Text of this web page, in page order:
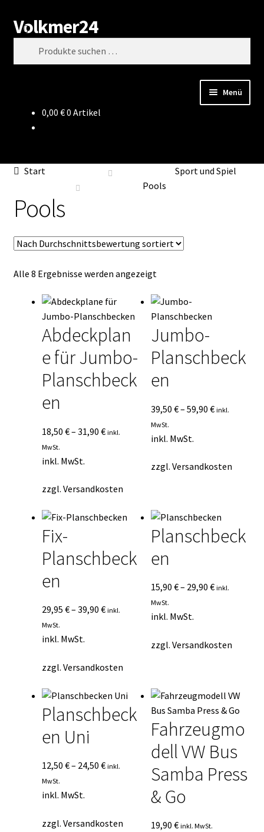
Zur
Navigation
springen
Zum
Inhalt
springen
Volkmer24
Suchen
Menü
Datenschutz
Impressum
Kasse
Mein Konto
Mein Konto
Vertrag widerrufen
Warenkorb
0,00 €0 Artikel
Start
Sport und Spiel
Pools
Pools
Alle 8 Ergebnisse werden angezeigtNach
sortiert
Abdeckplan
e für Jumbo-
Planschbeck
en
18,50 €– 31,90 € inkl.
MwSt.
inkl. MwSt.
zzgl. Versandkosten
Jumbo-
Planschbeck
en
39,50€–59,90€ inkl.
MwSt.
inkl. MwSt.
zzgl.Versandkosten
Fix-
Planschbeck
en
29,95 €– 39,90 € inkl.
MwSt.
inkl. MwSt.
zzgl. Versandkosten
Planschbeck
en
15,90€– 29,90€ inkl.
MwSt.
inkl. MwSt.
zzgl.Versandkosten
Planschbeck
en Uni
12,50 €– 24,50 € inkl.
MwSt.
inkl. MwSt.
zzgl. Versandkosten
Fahrzeugmo
dell VW Bus
Samba Press
& Go
19,90€ inkl. MwSt.